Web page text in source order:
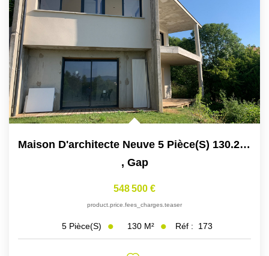
Maison D'architecte Neuve 5 Pièce(s) 130.22 M2
, Gap
548 500 €
product.price.fees_charges.teaser
5 Pièce(s) 130 M² Réf : 173